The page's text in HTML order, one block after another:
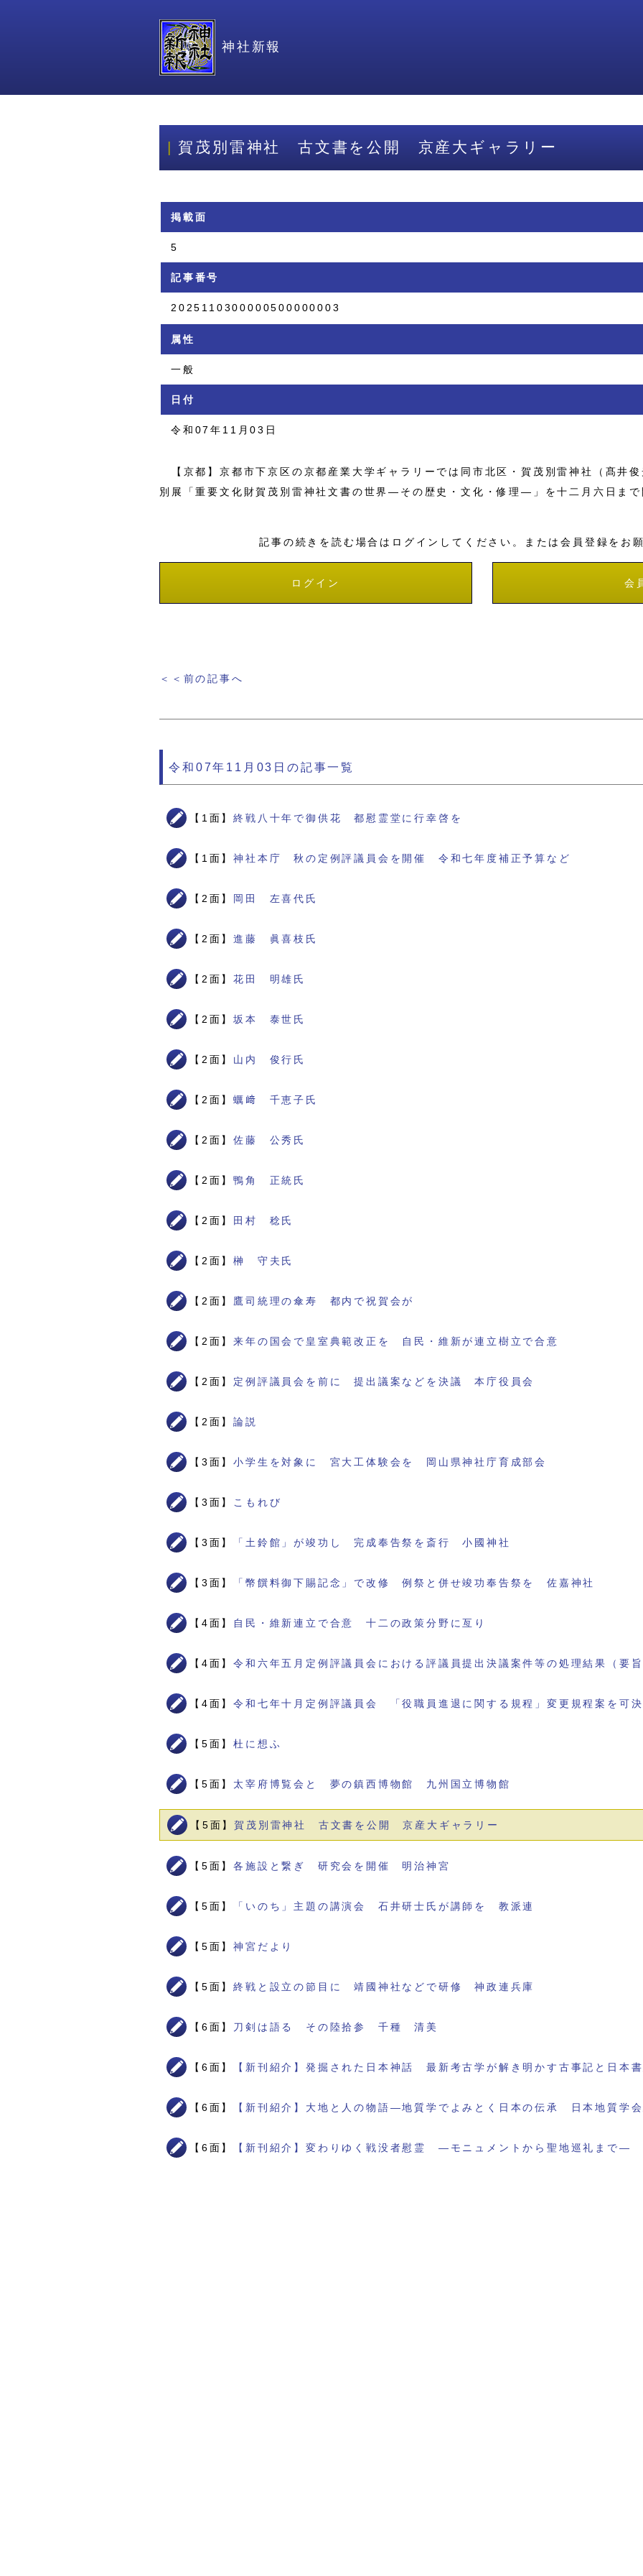
神社新報
賀茂別雷神社 古文書を公開 京産大ギャラリー
掲載面
5
記事番号
2025110300000500000003
属性
一般
日付
令和07年11月03日
【京都】京都市下京区の京都産業大学ギャラリーでは同市北区・賀茂別雷神社（髙井
別展「重要文化財賀茂別雷神社文書の世界―その歴史・文化・修理―」を十二月六日ま
記事の続きを読む場合はログインしてください。または会員登録をお
ログイン 会
＜＜前の記事へ
令和07年11月03日の記事一覧
【1面】終戦八十年で御供花 都慰霊堂に行幸啓を
【1面】神社本庁 秋の定例評議員会を開催 令和七年度補正予算など
【2面】 岡田 左喜代氏
【2面】進藤 眞喜枝氏
【2面】花田 明雄氏
【2面】坂本 泰世氏
【2面】 山内 俊行氏
【2面】蠣﨑 千恵子氏
【2面】佐藤 公秀氏
【2面】鴨角 正統氏
【2面】 田村 稔氏
【2面】榊 守夫氏
【2面】 鷹司統理の傘寿 都内で祝賀会が
【2面】来年の国会で皇室典範改正を 自民・維新が連立樹立で合意
【2面】 定例評議員会を前に 提出議案などを決議 本庁役員会
【2面】論説
【3面】小学生を対象に 宮大工体験会を 岡山県神社庁育成部会
【3面】 こもれび
【3面】 「土鈴館」が竣功し 完成奉告祭を斎行 小國神社
【3面】 「幣饌料御下賜記念」で改修 例祭と併せ竣功奉告祭を 佐嘉神社
【4面】 自民・維新連立で合意 十二の政策分野に亙り
【4面】令和六年五月定例評議員会における評議員提出決議案件等の処理結果（要旨
【4面】令和七年十月定例評議員会 「役職員進退に関する規程」変更規程案を可決
【5面】杜に想ふ
【5面】 太宰府博覧会と 夢の鎮西博物館 九州国立博物館
【5面】賀茂別雷神社 古文書を公開 京産大ギャラリー
【5面】各施設と繋ぎ 研究会を開催 明治神宮
【5面】 「いのち」主題の講演会 石井研士氏が講師を 教派連
【5面】神宮だより
【5面】終戦と設立の節目に 靖國神社などで研修 神政連兵庫
【6面】 刀剣は語る その陸拾参 千種 清美
【6面】 【新刊紹介】発掘された日本神話 最新考古学が解き明かす古事記と日本
【6面】 【新刊紹介】大地と人の物語―地質学でよみとく日本の伝承 日本地質学会
【6面】 【新刊紹介】変わりゆく戦没者慰霊 ―モニュメントから聖地巡礼まで―